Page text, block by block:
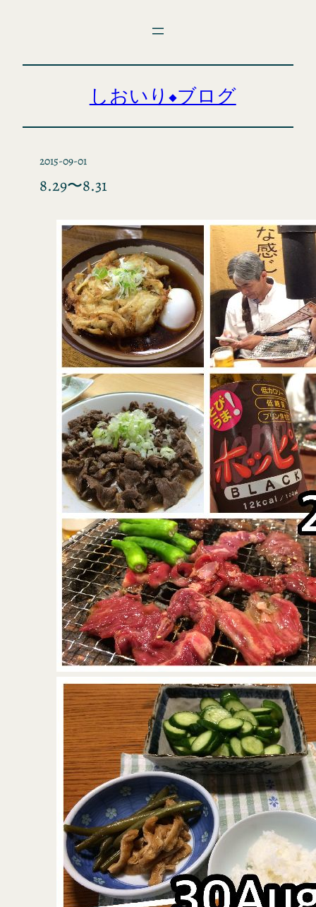
しおいり◆ブログ
2015-09-01
8.29〜8.31